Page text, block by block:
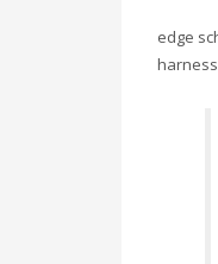
edge